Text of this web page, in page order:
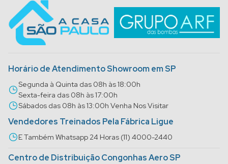
Horário de Atendimento Showroom em SP
Segunda à Quinta das 08h às 18:00h
Sexta-feira das 08h às 17:00h
Sábados das 08h às 13:00h Venha Nos Visitar
Vendedores Treinados Pela Fábrica Ligue
E Também Whatsapp 24 Horas (11) 4000-2440
Centro de Distribuição Congonhas Aero SP